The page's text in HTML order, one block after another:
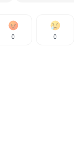
0 0